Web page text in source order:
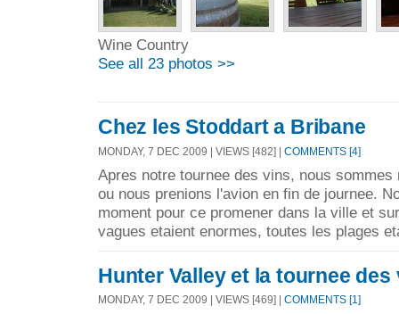
Wine Country
See all 23 photos >>
Chez les Stoddart a Bribane
MONDAY, 7 DEC 2009 | VIEWS [482] | COMMENTS [4]
Apres notre tournee des vins, nous sommes
ou nous prenions l'avion en fin de journee.
moment pour ce promener dans la ville et
vagues etaient enormes, toutes les plages
Hunter Valley et la tournee des
MONDAY, 7 DEC 2009 | VIEWS [469] | COMMENTS [1]